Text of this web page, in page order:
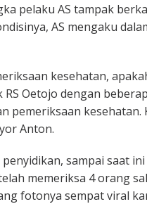
pelaku AS tampak
AS mengaku
kesehatan,
Oetojo dengan
pemeriksaan kesehatan.
Anton.
sampai saat
memeriksa 4 orang
fotonya sempat viral